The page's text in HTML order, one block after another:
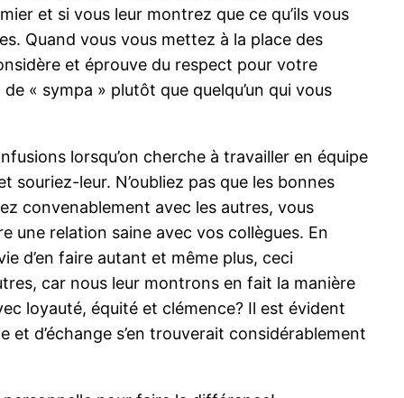
et si vous leur montrez que ce qu’ils vous
Quand vous vous mettez à la place des
et éprouve du respect pour votre
« sympa » plutôt que quelqu’un qui vous
lorsqu’on cherche à travailler en équipe
souriez-leur. N’oubliez pas que les bonnes
convenablement avec les autres, vous
une relation saine avec vos collègues. En
d’en faire autant et même plus, ceci
car nous leur montrons en fait la manière
loyauté, équité et clémence? Il est évident
d’échange s’en trouverait considérablement